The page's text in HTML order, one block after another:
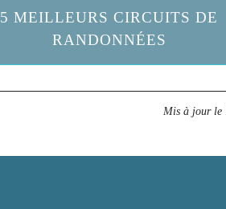
5 MEILLEURS CIRCUITS DE
RANDONNÉES
Mis à jour le